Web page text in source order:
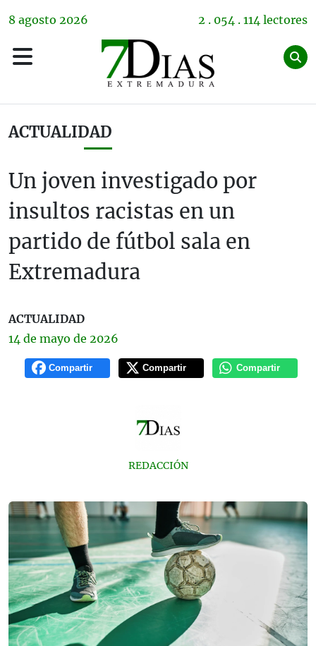
8 agosto 2026 2 . 054 . 114 lectores
ACTUALIDAD
Un joven investigado por
insultos racistas en un
partido de fútbol sala en
Extremadura
ACTUALIDAD
14 de mayo de 2026
Compartir Compartir Compartir
REDACCIÓN